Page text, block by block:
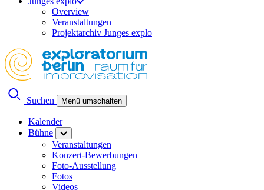
Overview
Veranstaltungen
Projektarchiv Junges explo
Suchen Menü umschalten
Kalender
Bühne
Veranstaltungen
Konzert-Bewerbungen
Foto-Ausstellung
Fotos
Videos